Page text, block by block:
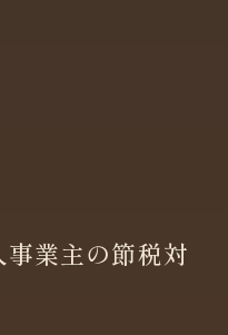
業主の節税対